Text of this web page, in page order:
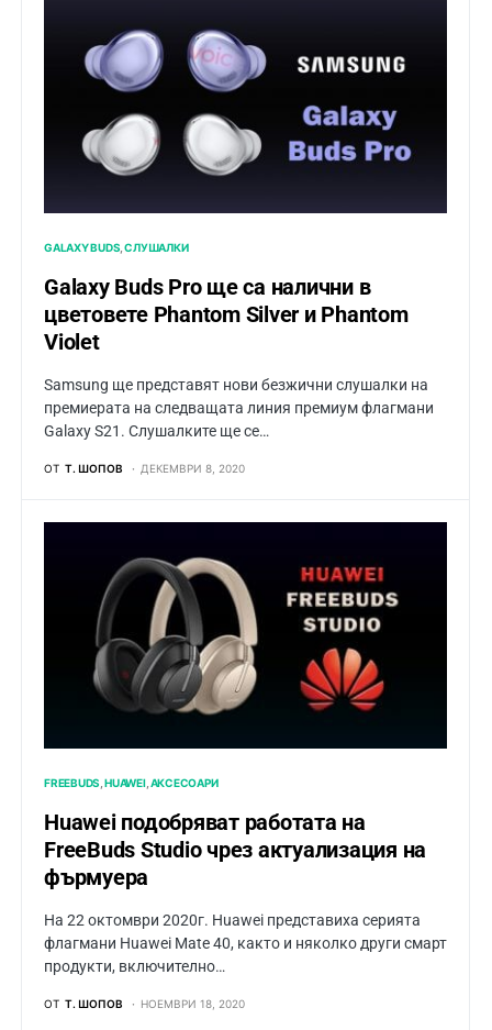
GALAXY BUDS СЛУШАЛКИ
Galaxy Buds Pro ще са налични в
цветовете Phantom Silver и Phantom
Violet
Samsung ще представят нови безжични слушалки на
премиерата на следващата линия премиум флагмани
Galaxy S21. Слушалките ще се…
ОТ Т. ШОПОВ ДЕКЕМВРИ 8, 2020
FREEBUDS HUAWEI АКСЕСОАРИ
Huawei подобряват работата на
FreeBuds Studio чрез актуализация на
фърмуера
На 22 октомври 2020г. Huawei представиха серията
флагмани Huawei Mate 40, както и няколко други смарт
продукти, включително…
ОТ Т. ШОПОВ НОЕМВРИ 18, 2020